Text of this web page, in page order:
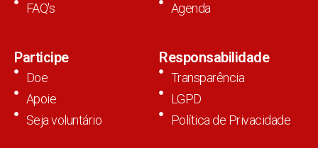
FAQ's
Agenda
Participe
Doe
Apoie
Seja voluntário
Responsabilidade
Transparência
LGPD
Política de Privacidade